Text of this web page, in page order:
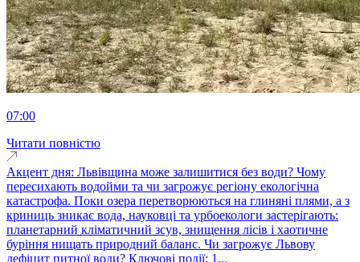
07:00
Читати повністю
Акцент дня: Львівщина може залишитися без води? Чому
пересихають водойми та чи загрожує регіону екологічна
катастрофа. Поки озера перетворюються на глиняні плями, а з
криниць зникає вода, науковці та урбоекологи застерігають:
планетарний кліматичний зсув, знищення лісів і хаотичне
буріння нищать природний баланс. Чи загрожує Львову
дефіцит питної води? Ключові події: 1...